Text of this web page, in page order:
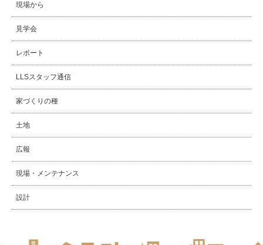
現場から
見学会
レポート
LLSスタッフ通信
家づくりの種
土地
広報
現場・メンテナンス
設計